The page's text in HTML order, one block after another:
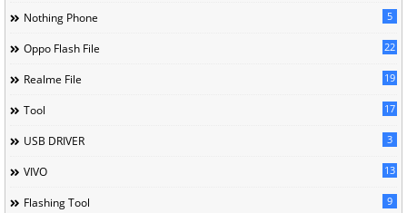
Nothing Phone 5
Oppo Flash File 22
Realme File 19
Tool 17
USB DRIVER 3
VIVO 13
Flashing Tool 9